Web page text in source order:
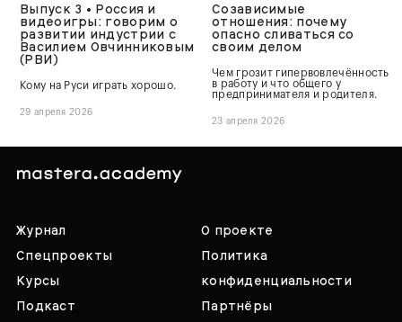
Выпуск 3 • Россия и
видеоигры: говорим о
развитии индустрии с
Василием Овчинниковым
(РВИ)
Кому на Руси играть хорошо.
29 апреля 2026
Созависимые
отношения: почему
опасно сливаться со
своим делом
Чем грозит гипервовлечённость
в работу и что общего у
предпринимателя и родителя.
23 апреля 2026
Журнал
Спецпроекты
Курсы
Подкаст
О проекте
Политика
конфиденциальности
Партнёры